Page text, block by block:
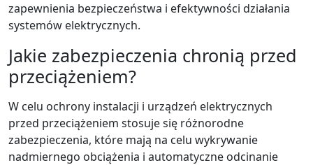
zapewnienia bezpieczeństwa i efektywności działania
systemów elektrycznych.
Jakie zabezpieczenia chronią przed
przeciążeniem?
W celu ochrony instalacji i urządzeń elektrycznych
przed przeciążeniem stosuje się różnorodne
zabezpieczenia, które mają na celu wykrywanie
nadmiernego obciążenia i automatyczne odcinanie